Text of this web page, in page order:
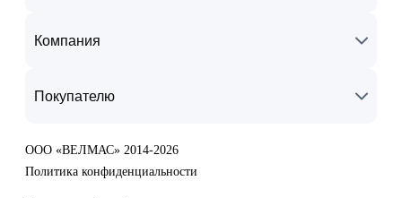
Компания
Покупателю
ООО «ВЕЛМАС» 2014-2026
Политика конфиденциальности